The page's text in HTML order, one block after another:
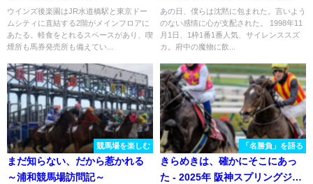
ウインズ後楽園はJR水道橋駅と東京ドー
ムシティに直結する2階がメインフロアに
あたる。軽食をとれるスペースがあり、喫
煙所も馬券発売所も備えてい...
ービー馬が駆け抜けた"復活の日
曜日" - 1999年・天皇賞秋
あの日、僕らは沈黙に包まれた。言いよう
のない感情に心が支配された。 1998年11
月1日、1枠1番1番人気、サイレンススズ
カ。府中の魔物に飲...
競馬場を楽しむ
まだ知らない、だから惹かれる
～浦和競馬場訪問記～
「名勝負」を語る
きらめきは、確かにそこにあっ
た - 2025年 阪神スプリングジャ